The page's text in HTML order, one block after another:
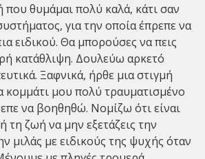
που θυμάμαι πολύ καλά, κάτι σαν
για την οποία έπρεπε να
ειδικού. Θα μπορούσες να πεις
κατάθλιψη. Δουλεύω αρκετό
Ξαφνικά, ήρθε μια στιγμή
κομμάτι μου πολύ τραυματισμένο
να βοηθηθώ. Νομίζω ότι είναι
τη ζωή να μην εξετάζεις την
μιλάς με ειδικούς της ψυχής όταν